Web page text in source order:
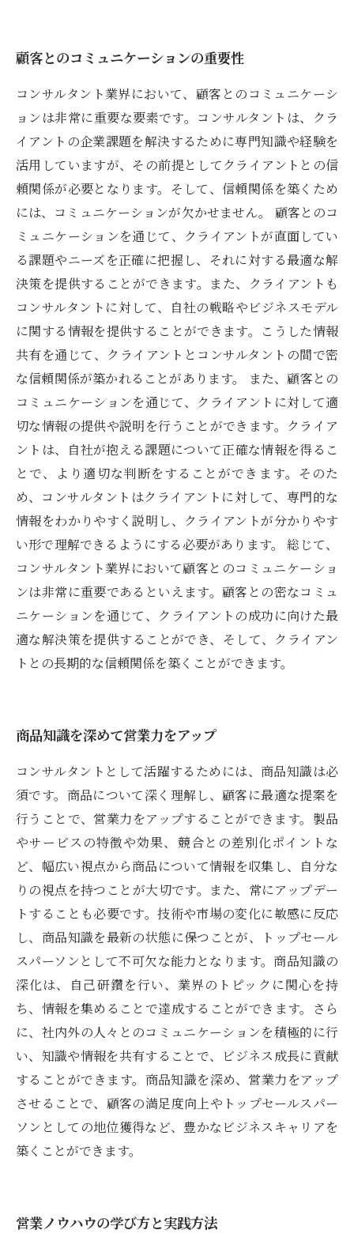
顧客とのコミュニケーションの重要性
コンサルタント業界において、顧客とのコミュニケーシ
ョンは非常に重要な要素です。コンサルタントは、クラ
イアントの企業課題を解決するために専門知識や経験を
活用していますが、その前提としてクライアントとの信
頼関係が必要となります。そして、信頼関係を築くため
には、コミュニケーションが欠かせません。 顧客とのコ
ミュニケーションを通じて、クライアントが直面してい
る課題やニーズを正確に把握し、それに対する最適な解
決策を提供することができます。また、クライアントも
コンサルタントに対して、自社の戦略やビジネスモデル
に関する情報を提供することができます。こうした情報
共有を通じて、クライアントとコンサルタントの間で密
な信頼関係が築かれることがあります。 また、顧客との
コミュニケーションを通じて、クライアントに対して適
切な情報の提供や説明を行うことができます。クライア
ントは、自社が抱える課題について正確な情報を得るこ
とで、より適切な判断をすることができます。そのた
め、コンサルタントはクライアントに対して、専門的な
情報をわかりやすく説明し、クライアントが分かりやす
い形で理解できるようにする必要があります。 総じて、
コンサルタント業界において顧客とのコミュニケーショ
ンは非常に重要であるといえます。顧客との密なコミュ
ニケーションを通じて、クライアントの成功に向けた最
適な解決策を提供することができ、そして、クライアン
トとの長期的な信頼関係を築くことができます。
商品知識を深めて営業力をアップ
コンサルタントとして活躍するためには、商品知識は必
須です。商品について深く理解し、顧客に最適な提案を
行うことで、営業力をアップすることができます。製品
やサービスの特徴や効果、競合との差別化ポイントな
ど、幅広い視点から商品について情報を収集し、自分な
りの視点を持つことが大切です。また、常にアップデー
トすることも必要です。技術や市場の変化に敏感に反応
し、商品知識を最新の状態に保つことが、トップセール
スパーソンとして不可欠な能力となります。商品知識の
深化は、自己研鑽を行い、業界のトピックに関心を持
ち、情報を集めることで達成することができます。さら
に、社内外の人々とのコミュニケーションを積極的に行
い、知識や情報を共有することで、ビジネス成長に貢献
することができます。商品知識を深め、営業力をアップ
させることで、顧客の満足度向上やトップセールスパー
ソンとしての地位獲得など、豊かなビジネスキャリアを
築くことができます。
営業ノウハウの学び方と実践方法